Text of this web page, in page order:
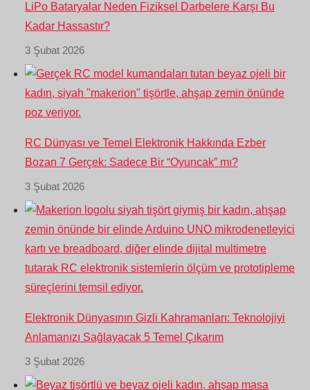
LiPo Bataryalar Neden Fiziksel Darbelere Karşı Bu
Kadar Hassastır?
3 Şubat 2026
RC Dünyası ve Temel Elektronik Hakkında Ezber
Bozan 7 Gerçek: Sadece Bir “Oyuncak” mı?
3 Şubat 2026
Elektronik Dünyasının Gizli Kahramanları: Teknolojiyi
Anlamanızı Sağlayacak 5 Temel Çıkarım
3 Şubat 2026